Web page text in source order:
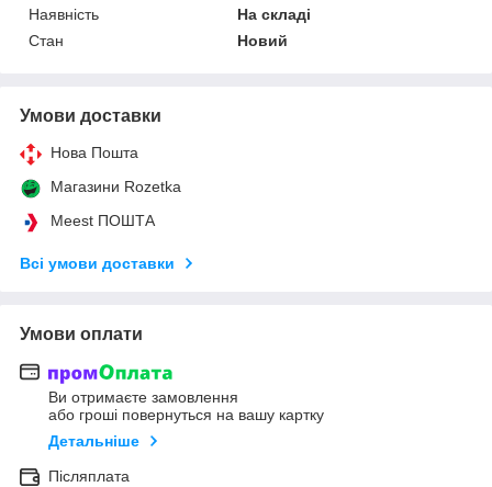
Наявність
На складі
Стан
Новий
Умови доставки
Нова Пошта
Магазини Rozetka
Meest ПОШТА
Всі умови доставки
Умови оплати
Ви отримаєте замовлення
або гроші повернуться на вашу картку
Детальніше
Післяплата